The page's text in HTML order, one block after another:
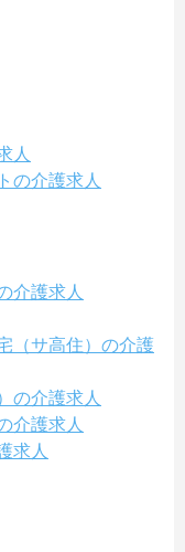
人
の介護求人
介護求人
（サ高住）の介護
の介護求人
介護求人
求人